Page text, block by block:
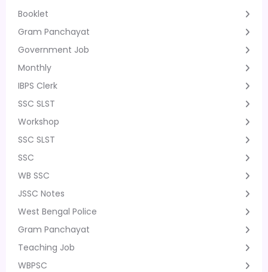
Booklet
Gram Panchayat
Government Job
Monthly
IBPS Clerk
SSC SLST
Workshop
SSC SLST
SSC
WB SSC
JSSC Notes
West Bengal Police
Gram Panchayat
Teaching Job
WBPSC